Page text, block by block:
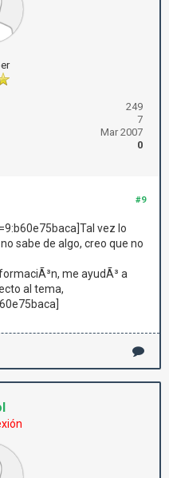
249
7
Mar 2007
0
#9
vez lo
sabe de algo, creo que no
me ayudÃ³ a
al tema,